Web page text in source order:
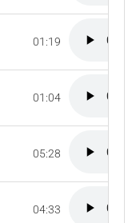
01:19
01:04
05:28
04:33